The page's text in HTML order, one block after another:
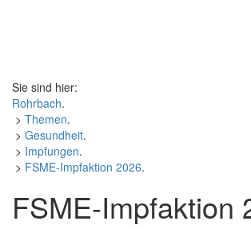
Sie sind hier:
Rohrbach.
> Themen.
> Gesundheit.
> Impfungen.
> FSME-Impfaktion 2026.
FSME-Impfaktion